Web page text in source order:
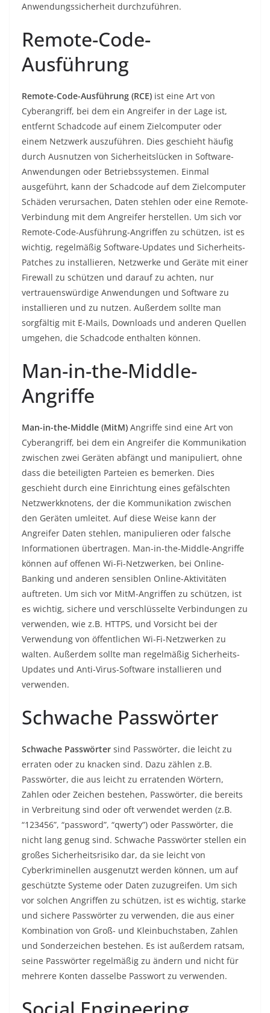
Anwendungssicherheit durchzuführen.
Remote-Code-
Ausführung
Remote-Code-Ausführung (RCE) ist eine Art von
Cyberangriff, bei dem ein Angreifer in der Lage ist,
entfernt Schadcode auf einem Zielcomputer oder
einem Netzwerk auszuführen. Dies geschieht häufig
durch Ausnutzen von Sicherheitslücken in Software-
Anwendungen oder Betriebssystemen. Einmal
ausgeführt, kann der Schadcode auf dem Zielcomputer
Schäden verursachen, Daten stehlen oder eine Remote-
Verbindung mit dem Angreifer herstellen. Um sich vor
Remote-Code-Ausführung-Angriffen zu schützen, ist es
wichtig, regelmäßig Software-Updates und Sicherheits-
Patches zu installieren, Netzwerke und Geräte mit einer
Firewall zu schützen und darauf zu achten, nur
vertrauenswürdige Anwendungen und Software zu
installieren und zu nutzen. Außerdem sollte man
sorgfältig mit E-Mails, Downloads und anderen Quellen
umgehen, die Schadcode enthalten können.
Man-in-the-Middle-
Angriffe
Man-in-the-Middle (MitM) Angriffe sind eine Art von
Cyberangriff, bei dem ein Angreifer die Kommunikation
zwischen zwei Geräten abfängt und manipuliert, ohne
dass die beteiligten Parteien es bemerken. Dies
geschieht durch eine Einrichtung eines gefälschten
Netzwerkknotens, der die Kommunikation zwischen
den Geräten umleitet. Auf diese Weise kann der
Angreifer Daten stehlen, manipulieren oder falsche
Informationen übertragen. Man-in-the-Middle-Angriffe
können auf offenen Wi-Fi-Netzwerken, bei Online-
Banking und anderen sensiblen Online-Aktivitäten
auftreten. Um sich vor MitM-Angriffen zu schützen, ist
es wichtig, sichere und verschlüsselte Verbindungen zu
verwenden, wie z.B. HTTPS, und Vorsicht bei der
Verwendung von öffentlichen Wi-Fi-Netzwerken zu
walten. Außerdem sollte man regelmäßig Sicherheits-
Updates und Anti-Virus-Software installieren und
verwenden.
Schwache Passwörter
Schwache Passwörter sind Passwörter, die leicht zu
erraten oder zu knacken sind. Dazu zählen z.B.
Passwörter, die aus leicht zu erratenden Wörtern,
Zahlen oder Zeichen bestehen, Passwörter, die bereits
in Verbreitung sind oder oft verwendet werden (z.B.
“123456”, “password”, “qwerty”) oder Passwörter, die
nicht lang genug sind. Schwache Passwörter stellen ein
großes Sicherheitsrisiko dar, da sie leicht von
Cyberkriminellen ausgenutzt werden können, um auf
geschützte Systeme oder Daten zuzugreifen. Um sich
vor solchen Angriffen zu schützen, ist es wichtig, starke
und sichere Passwörter zu verwenden, die aus einer
Kombination von Groß- und Kleinbuchstaben, Zahlen
und Sonderzeichen bestehen. Es ist außerdem ratsam,
seine Passwörter regelmäßig zu ändern und nicht für
mehrere Konten dasselbe Passwort zu verwenden.